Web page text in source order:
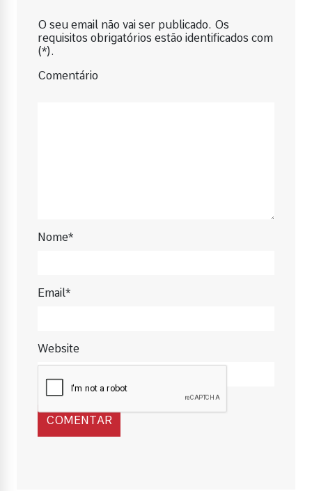
O seu email não vai ser publicado. Os
requisitos obrigatórios estão identificados com
(*).
Comentário
Nome*
Email*
Website